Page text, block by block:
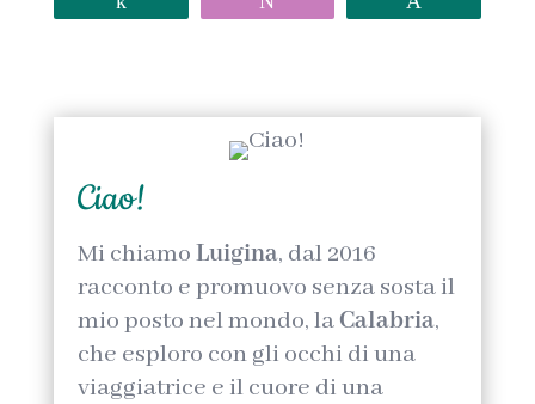
Ciao!
Mi chiamo Luigina, dal 2016
racconto e promuovo senza sosta il
mio posto nel mondo, laCalabria,
che esploro con gli occhi di una
viaggiatrice e il cuore di una